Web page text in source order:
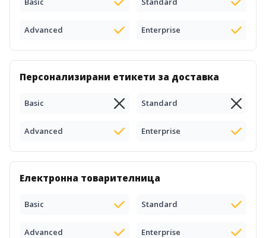
Advanced Enterprise
Персонализирани етикети за доставка
Basic Standard
Advanced Enterprise
Електронна товарителница
Basic Standard
Advanced Enterprise